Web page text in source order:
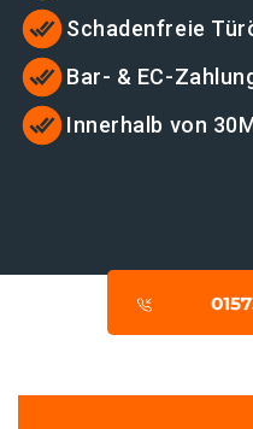
Schadenfreie
Bar- & EC-
Innerhalb von